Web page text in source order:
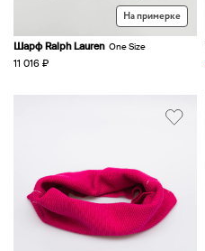
На примерке
Шарф Ralph Lauren One Size
11 016 ₽